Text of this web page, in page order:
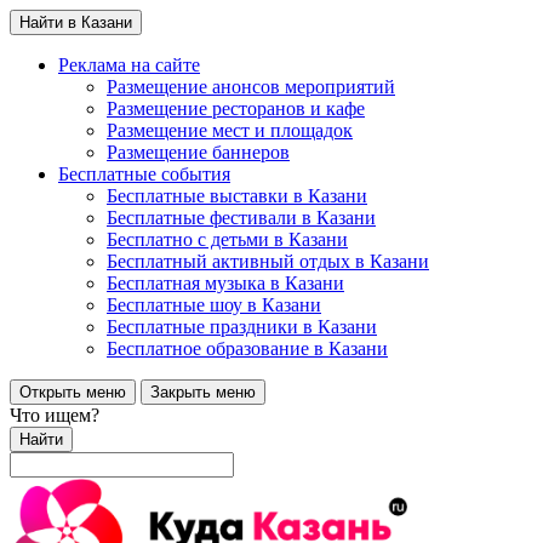
Найти в Казани
Реклама на сайте
Размещение анонсов мероприятий
Размещение ресторанов и кафе
Размещение мест и площадок
Размещение баннеров
Бесплатные события
Бесплатные выставки в Казани
Бесплатные фестивали в Казани
Бесплатно с детьми в Казани
Бесплатный активный отдых в Казани
Бесплатная музыка в Казани
Бесплатные шоу в Казани
Бесплатные праздники в Казани
Бесплатное образование в Казани
Открыть меню Закрыть меню
Что ищем?
Найти